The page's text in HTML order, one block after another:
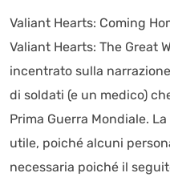
Valiant Hearts: Coming
Valiant Hearts: The Great
incentrato sulla
di soldati (e un medico)
Prima Guerra Mondiale.
utile, poiché alcuni
necessaria poiché il